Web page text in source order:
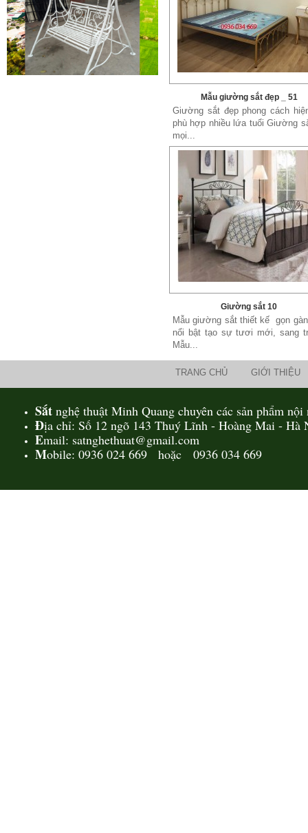
Cửa sắt mẫu 20
thanh thoát đẹp mắt được rất
nhiều các chị...
Mẫu giường sắt đẹp _ 51
Giường sắt đẹp phong cách
phù hợp nhiều lứa tuổi Giường
mọi...
Giường sắt 10
Mẫu giường sắt thiết kế gọn
nổi bật tạo sự tươi mới, sang
Mẫu...
TRANG CHỦ GIỚI THIỆU
Sắt nghệ thuật Minh Quang chuyên các sản phẩm
Địa chỉ: Số 12 ngõ 143 Thuý Lĩnh - Hoàng Mai - Hà
Email: satnghethuat@gmail.com
Mobile: 0936 024 669 hoặc 0936 034 669